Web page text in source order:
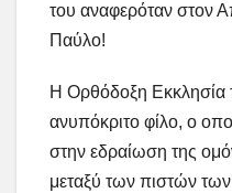
του αναφερόταν στον
Παύλο!
Η Ορθόδοξη Εκκλησία
ανυπόκριτο φίλο, ο
στην εδραίωση της
μεταξύ των πιστών